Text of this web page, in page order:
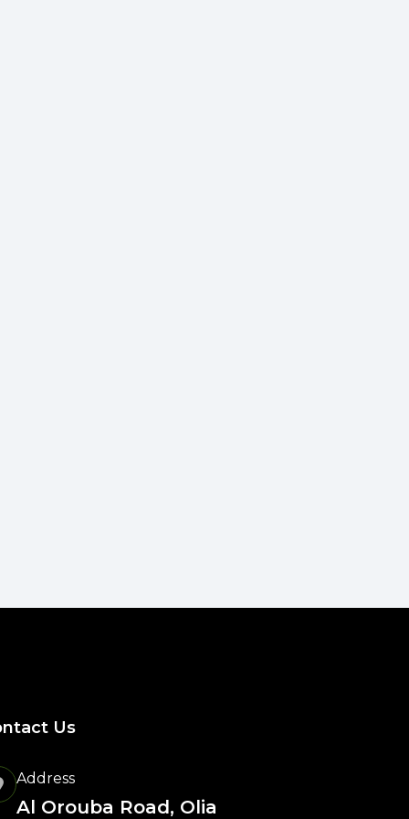
Us
Address
Al Orouba Road, Olia